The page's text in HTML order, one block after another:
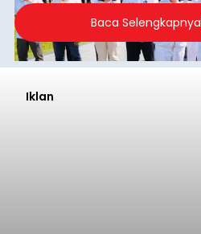
Baca Selengkapnya
Iklan